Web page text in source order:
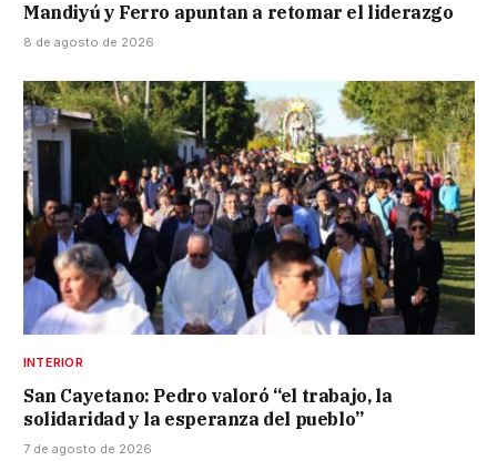
Mandiyú y Ferro apuntan a retomar el liderazgo
8 de agosto de 2026
INTERIOR
San Cayetano: Pedro valoró “el trabajo, la
solidaridad y la esperanza del pueblo”
7 de agosto de 2026